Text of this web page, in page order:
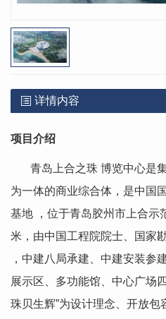
详情内容
项目介绍
青岛上合之珠 博览中心是
为一体的商业综合体，是中国
基地 ，位于青岛胶州市上合示
米，由中国工程院院士、国家
，中建八局承建、中建安装参
展示区、多功能馆、中心广场
珠贝生辉”为设计理念、开放